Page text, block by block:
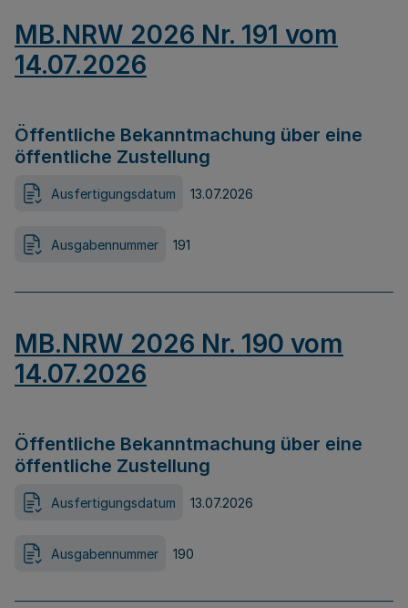
MB.NRW 2026 Nr. 191 vom
14.07.2026
Öffentliche Bekanntmachung über eine
öffentliche Zustellung
Ausfertigungsdatum 13.07.2026
Ausgabennummer 191
MB.NRW 2026 Nr. 190 vom
14.07.2026
Öffentliche Bekanntmachung über eine
öffentliche Zustellung
Ausfertigungsdatum 13.07.2026
Ausgabennummer 190